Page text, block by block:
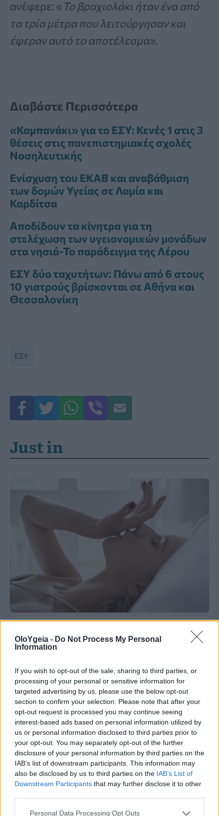
OloYgeia - Do Not Process My Personal
Information
If you wish to opt-out of the sale, sharing to third parties, or
processing of your personal or sensitive information for
targeted advertising by us, please use the below opt-out
section to confirm your selection. Please note that after your
opt-out request is processed you may continue seeing
interest-based ads based on personal information utilized by
us or personal information disclosed to third parties prior to
your opt-out. You may separately opt-out of the further
disclosure of your personal information by third parties on the
IAB’s list of downstream participants. This information may
also be disclosed by us to third parties on the IAB’s List of
Downstream Participants that may further disclose it to other
Personal Data Processing Opt Outs
ανέφερε: « Το βραχιολάκι ήταν ένα από
τα τρία μέτρα που λειτούργησαν και
έφεραν αυτό το αποτέλεσμα».
Διαβάστε Περισσότερα
«Καμπανάκι» για το ΕΣΥ: Κενές 1 στις 3
θέσεις στις πανεπιστημιακές σχολές
Νοσηλευτικής
Ενίσχυση του ΕΚΑΒ και αναβάθμιση
των δομών Υγείας σε Λαμία και
Καρδίτσα
Αποδίδουν τα κίνητρα για τη
στελέχωση των υγειονομικών μονάδων
στα νησιά-Το παράδειγμα της Λέρου
ΕΣΥ δύο ταχυτήτων: Πάνω από 6 στους
10 γιατρούς βρίσκονται σε Αθήνα και
Θεσσαλονίκη
ΕΣΥ
Just in
Οργασμός: Τι παθαίνει ο εγκέφαλος τη
στιγμή της κορύφωσης και άλλα 9 facts
που ίσως δεν γνωρίζατε
Οργασμός: Τι συμβαίνει στον εγκέφαλο τη στιγμή
της κορύφωσης και ακόμη 9 εντυπωσιακά facts
που ίσως δεν γνωρίζατε για τη λειτουργία του
σώματος.